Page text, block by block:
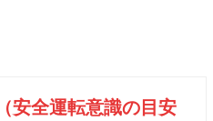
安全運転意識の目安